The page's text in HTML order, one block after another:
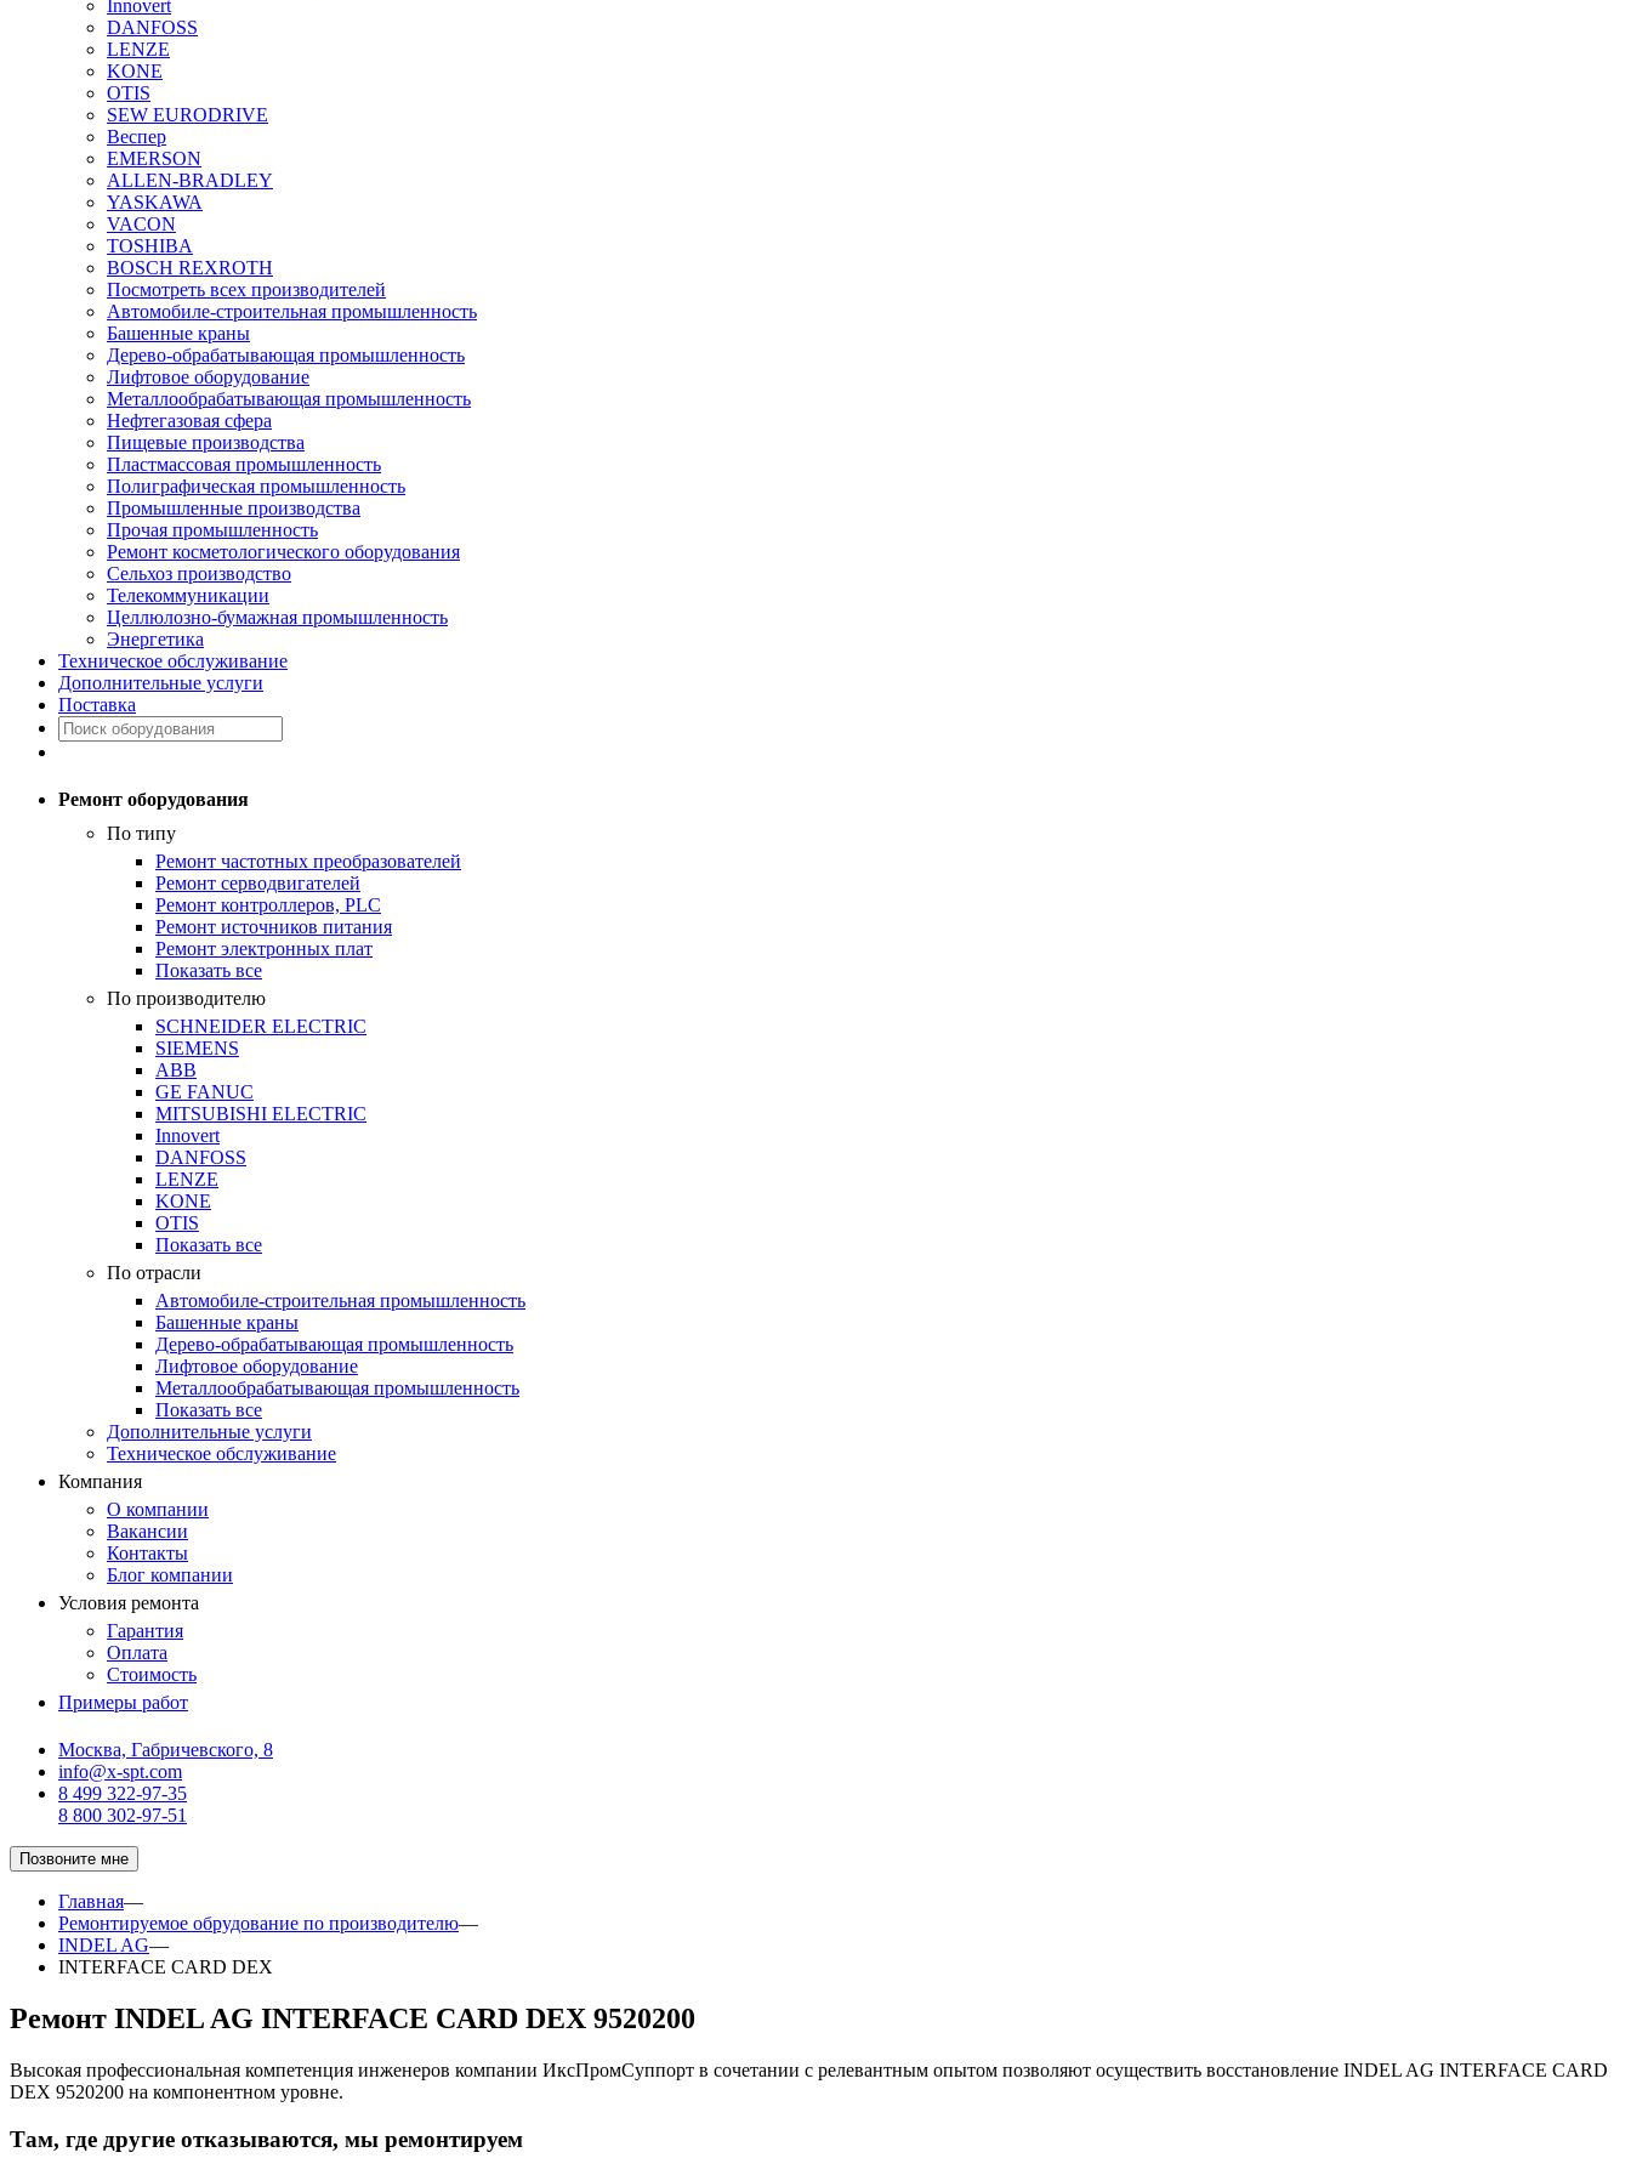
Innovert
DANFOSS
LENZE
KONE
OTIS
SEW EURODRIVE
Веспер
EMERSON
ALLEN-BRADLEY
YASKAWA
VACON
TOSHIBA
BOSCH REXROTH
Посмотреть всех производителей
Автомобиле-строительная промышленность
Башенные краны
Дерево-обрабатывающая промышленность
Лифтовое оборудование
Металлообрабатывающая промышленность
Нефтегазовая сфера
Пищевые производства
Пластмассовая промышленность
Полиграфическая промышленность
Промышленные производства
Прочая промышленность
Ремонт косметологического оборудования
Сельхоз производство
Телекоммуникации
Целлюлозно-бумажная промышленность
Энергетика
Техническое обслуживание
Дополнительные услуги
Поставка
Ремонт оборудования
По типу
Ремонт частотных преобразователей
Ремонт серводвигателей
Ремонт контроллеров, PLC
Ремонт источников питания
Ремонт электронных плат
Показать все
По производителю
SCHNEIDER ELECTRIC
SIEMENS
ABB
GE FANUC
MITSUBISHI ELECTRIC
Innovert
DANFOSS
LENZE
KONE
OTIS
Показать все
По отрасли
Автомобиле-строительная промышленность
Башенные краны
Дерево-обрабатывающая промышленность
Лифтовое оборудование
Металлообрабатывающая промышленность
Показать все
Дополнительные услуги
Техническое обслуживание
Компания
О компании
Вакансии
Контакты
Блог компании
Условия ремонта
Гарантия
Оплата
Стоимость
Примеры работ
Москва, Габричевского, 8
info@x-spt.com
8 499 322-97-35
8 800 302-97-51
Позвоните мне
Главная—
Ремонтируемое обрудование по производителю—
INDEL AG—
INTERFACE CARD DEX
Ремонт INDEL AG INTERFACE CARD DEX 9520200
Высокая профессиональная компетенция инженеров компании ИксПромСуппорт в сочетании с релевантным опытом позволяют осуществить восстановление INDEL AG INTERFACE CARD
DEX 9520200 на компонентном уровне.
Там, где другие отказываются, мы ремонтируем